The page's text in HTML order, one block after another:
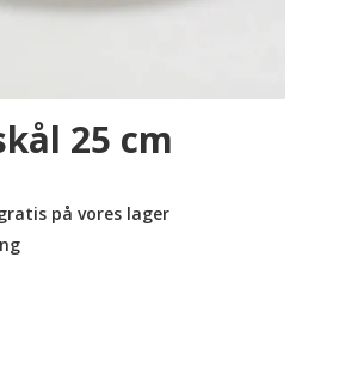
25 cm
på vores lager